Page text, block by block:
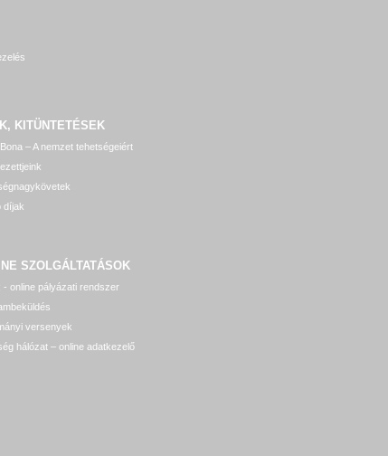
KITÜNTETÉSEK
– A nemzet tehetségeiért
díjak
SZOLGÁLTATÁSOK
- online pályázati rendszer
versenyek
hálózat – online adatkezelő